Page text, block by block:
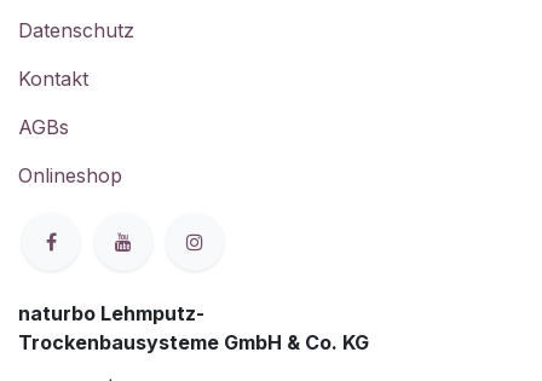
Datenschutz
Kontakt
AGBs
Onlineshop
naturbo Lehmputz-
Trockenbausysteme GmbH & Co. KG